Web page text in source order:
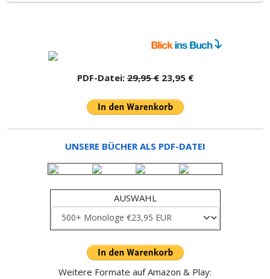
PDF-Datei:29,95 €23,95 €
UNSERE BÜCHER ALS PDF-DATEI
AUSWAHL
Weitere Formate auf Amazon & Play: